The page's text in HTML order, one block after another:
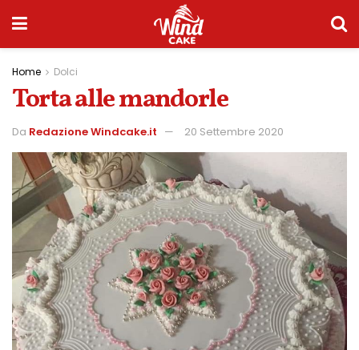
Home Dolci
Torta alle mandorle
Da Redazione Windcake.it 20 Settembre 2020